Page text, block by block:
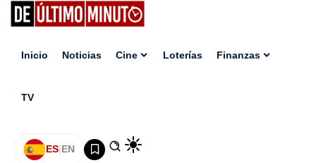
Inicio Noticias Cine Loterías Finanzas
TV
ES|EN